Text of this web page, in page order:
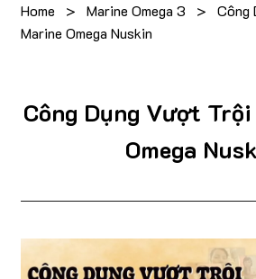
Home > Marine Omega 3 >
Công
Marine Omega Nuskin
Công Dụng Vượt
Omega